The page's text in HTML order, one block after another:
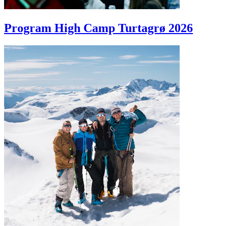
Program High Camp Turtagrø 2026